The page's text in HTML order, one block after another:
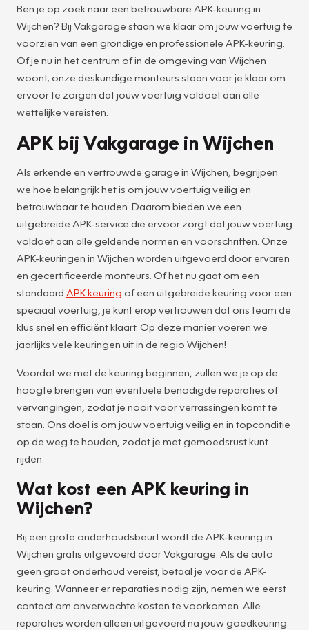
Ben je op zoek naar een betrouwbare APK-keuring in
Wijchen? Bij Vakgarage staan we klaar om jouw voertuig te
voorzien van een grondige en professionele APK-keuring.
Of je nu in het centrum of in de omgeving van Wijchen
woont; onze deskundige monteurs staan voor je klaar om
ervoor te zorgen dat jouw voertuig voldoet aan alle
wettelijke vereisten.
APK bij Vakgarage in Wijchen
Als erkende en vertrouwde garage in Wijchen, begrijpen
we hoe belangrijk het is om jouw voertuig veilig en
betrouwbaar te houden. Daarom bieden we een
uitgebreide APK-service die ervoor zorgt dat jouw voertuig
voldoet aan alle geldende normen en voorschriften. Onze
APK-keuringen in Wijchen worden uitgevoerd door ervaren
en gecertificeerde monteurs. Of het nu gaat om een
standaard APK keuring of een uitgebreide keuring voor een
speciaal voertuig, je kunt erop vertrouwen dat ons team de
klus snel en efficiënt klaart. Op deze manier voeren we
jaarlijks vele keuringen uit in de regio Wijchen!
Voordat we met de keuring beginnen, zullen we je op de
hoogte brengen van eventuele benodigde reparaties of
vervangingen, zodat je nooit voor verrassingen komt te
staan. Ons doel is om jouw voertuig veilig en in topconditie
op de weg te houden, zodat je met gemoedsrust kunt
rijden.
Wat kost een APK keuring in
Wijchen?
Bij een grote onderhoudsbeurt wordt de APK-keuring in
Wijchen gratis uitgevoerd door Vakgarage. Als de auto
geen groot onderhoud vereist, betaal je voor de APK-
keuring. Wanneer er reparaties nodig zijn, nemen we eerst
contact om onverwachte kosten te voorkomen. Alle
reparaties worden alleen uitgevoerd na jouw goedkeuring.